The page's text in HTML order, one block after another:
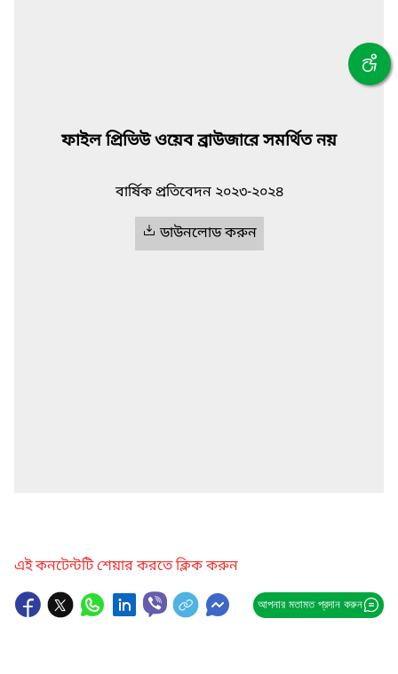
ফাইল প্রিভিউ ওয়েব ব্রাউজারে সমর্থিত নয়
বার্ষিক প্রতিবেদন ২০২৩-২০২৪
ডাউনলোড করুন
এই কনটেন্টটি শেয়ার করতে ক্লিক করুন
আপনার মতামত প্রদান করুন